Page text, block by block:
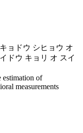
ョドウ シヒョウ オ
ドウ キョリ オ スイ
estimation of
measurements